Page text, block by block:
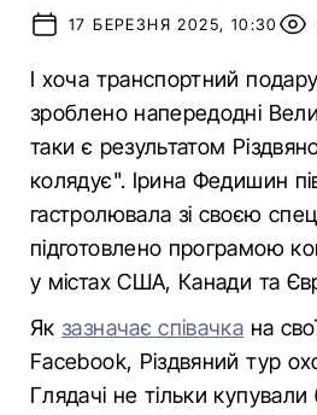
17 БЕРЕЗНЯ 2025, 10:30
І хоча транспортний
зроблено напередодні
таки є результатом
колядує". Ірина Федишин
гастролювала зі своєю
підготовлено програмою
у містах США, Канади та
Як зазначає співачка на
Facebook, Різдвяний тур
Глядачі не тільки купували